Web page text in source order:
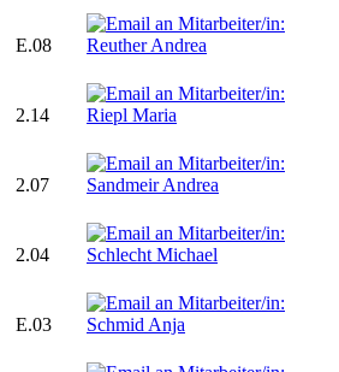
E.08
2.14
2.07
2.04
E.03